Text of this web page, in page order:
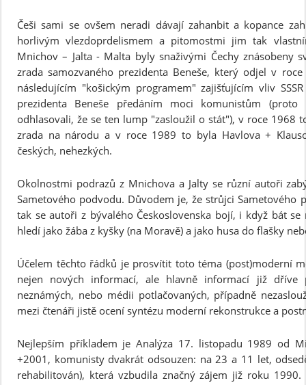
Češi sami se ovšem neradi dávají zahanbit a kopance
horlivým vlezdoprdelismem a pitomostmi jim tak
Mnichov – Jalta - Malta byly snaživými Čechy znásobeny
zrada samozvaného prezidenta Beneše, který odjel v
následujícím "košickým programem" zajišťujícím vliv
prezidenta Beneše předáním moci komunistům
odhlasovali, že se ten lump "zasloužil o stát"), v roce 1968
zrada na národu a v roce 1989 to byla Havlova +
českých, nehezkých.
Okolnostmi podrazů z Mnichova a Jalty se různí autoři
Sametového podvodu. Důvodem je, že strůjci Sametového
tak se autoři z bývalého Československa bojí, i když bát
hledí jako žába z kyšky (na Moravě) a jako husa do flašky
Účelem těchto řádků je prosvítit toto téma (post)moderní
nejen nových informací, ale hlavně informací již dříve
neznámých, nebo médii potlačovaných, případně
mezi čtenáři jistě ocení syntézu moderní rekonstrukce a
Nejlepším příkladem je Analýza 17. listopadu 1989 od
+2001, komunisty dvakrát odsouzen: na 23 a 11 let,
rehabilitován), která vzbudila značný zájem již roku